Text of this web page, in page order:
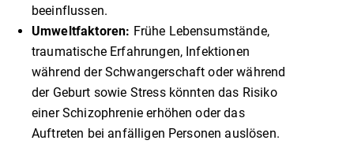
beeinflussen.
Umweltfaktoren: Frühe Lebensumstände,
traumatische Erfahrungen, Infektionen
während der Schwangerschaft oder während
der Geburt sowie Stress könnten das Risiko
einer Schizophrenie erhöhen oder das
Auftreten bei anfälligen Personen auslösen.